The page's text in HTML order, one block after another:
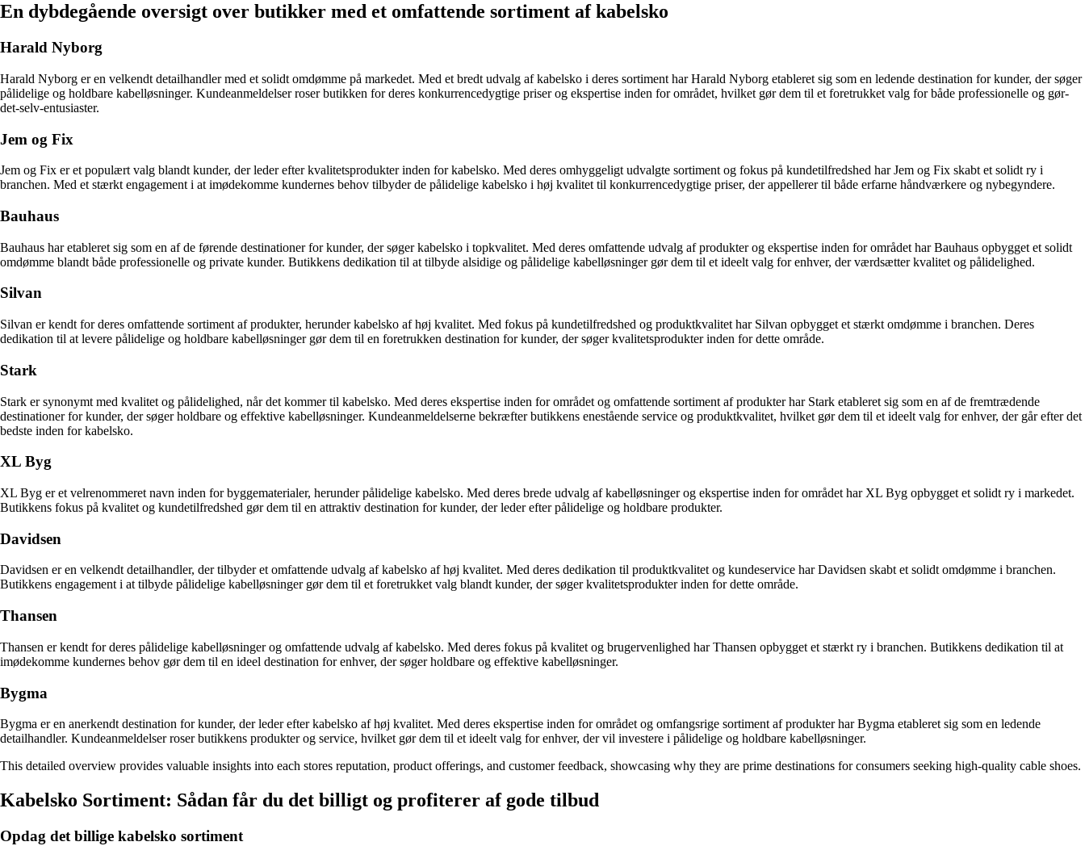
En dybdegående oversigt over butikker med et omfattende sortiment af kabelsko
Harald Nyborg
Harald Nyborg er en velkendt detailhandler med et solidt omdømme på markedet. Med et bredt udvalg af kabelsko i deres sortiment har Harald Nyborg etableret sig som en ledende destination for kunder, der søger
pålidelige og holdbare kabelløsninger. Kundeanmeldelser roser butikken for deres konkurrencedygtige priser og ekspertise inden for området, hvilket gør dem til et foretrukket valg for både professionelle og gør-
det-selv-entusiaster.
Jem og Fix
Jem og Fix er et populært valg blandt kunder, der leder efter kvalitetsprodukter inden for kabelsko. Med deres omhyggeligt udvalgte sortiment og fokus på kundetilfredshed har Jem og Fix skabt et solidt ry i
branchen. Med et stærkt engagement i at imødekomme kundernes behov tilbyder de pålidelige kabelsko i høj kvalitet til konkurrencedygtige priser, der appellerer til både erfarne håndværkere og nybegyndere.
Bauhaus
Bauhaus har etableret sig som en af de førende destinationer for kunder, der søger kabelsko i topkvalitet. Med deres omfattende udvalg af produkter og ekspertise inden for området har Bauhaus opbygget et solidt
omdømme blandt både professionelle og private kunder. Butikkens dedikation til at tilbyde alsidige og pålidelige kabelløsninger gør dem til et ideelt valg for enhver, der værdsætter kvalitet og pålidelighed.
Silvan
Silvan er kendt for deres omfattende sortiment af produkter, herunder kabelsko af høj kvalitet. Med fokus på kundetilfredshed og produktkvalitet har Silvan opbygget et stærkt omdømme i branchen. Deres
dedikation til at levere pålidelige og holdbare kabelløsninger gør dem til en foretrukken destination for kunder, der søger kvalitetsprodukter inden for dette område.
Stark
Stark er synonymt med kvalitet og pålidelighed, når det kommer til kabelsko. Med deres ekspertise inden for området og omfattende sortiment af produkter har Stark etableret sig som en af de fremtrædende
destinationer for kunder, der søger holdbare og effektive kabelløsninger. Kundeanmeldelserne bekræfter butikkens enestående service og produktkvalitet, hvilket gør dem til et ideelt valg for enhver, der går efter det
bedste inden for kabelsko.
XL Byg
XL Byg er et velrenommeret navn inden for byggematerialer, herunder pålidelige kabelsko. Med deres brede udvalg af kabelløsninger og ekspertise inden for området har XL Byg opbygget et solidt ry i markedet.
Butikkens fokus på kvalitet og kundetilfredshed gør dem til en attraktiv destination for kunder, der leder efter pålidelige og holdbare produkter.
Davidsen
Davidsen er en velkendt detailhandler, der tilbyder et omfattende udvalg af kabelsko af høj kvalitet. Med deres dedikation til produktkvalitet og kundeservice har Davidsen skabt et solidt omdømme i branchen.
Butikkens engagement i at tilbyde pålidelige kabelløsninger gør dem til et foretrukket valg blandt kunder, der søger kvalitetsprodukter inden for dette område.
Thansen
Thansen er kendt for deres pålidelige kabelløsninger og omfattende udvalg af kabelsko. Med deres fokus på kvalitet og brugervenlighed har Thansen opbygget et stærkt ry i branchen. Butikkens dedikation til at
imødekomme kundernes behov gør dem til en ideel destination for enhver, der søger holdbare og effektive kabelløsninger.
Bygma
Bygma er en anerkendt destination for kunder, der leder efter kabelsko af høj kvalitet. Med deres ekspertise inden for området og omfangsrige sortiment af produkter har Bygma etableret sig som en ledende
detailhandler. Kundeanmeldelser roser butikkens produkter og service, hvilket gør dem til et ideelt valg for enhver, der vil investere i pålidelige og holdbare kabelløsninger.
This detailed overview provides valuable insights into each stores reputation, product offerings, and customer feedback, showcasing why they are prime destinations for consumers seeking high-quality cable shoes.
Kabelsko Sortiment: Sådan får du det billigt og profiterer af gode tilbud
Opdag det billige kabelsko sortiment